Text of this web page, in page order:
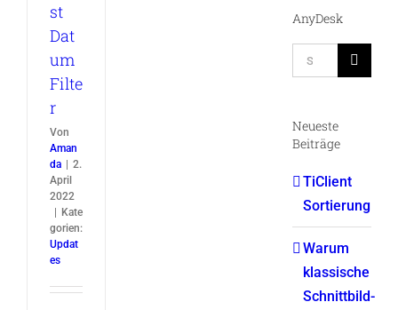
st
Dat
um
Filte
r
Von
Aman
da
2.
April
2022
Kate
gorien:
Updat
es
AnyDesk
Suche
nach:
Neueste
Beiträge
TiClient
Sortierung
Warum
klassische
Schnittbild-